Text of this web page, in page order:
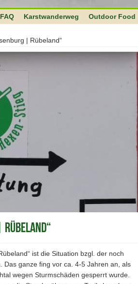
Karstwanderweg Outdoor Food
| Rübeland“
ist die Situation bzgl. der noch
ganze fing vor ca. 4-5 Jahren an, als
wegen Sturmschäden gesperrt wurde.